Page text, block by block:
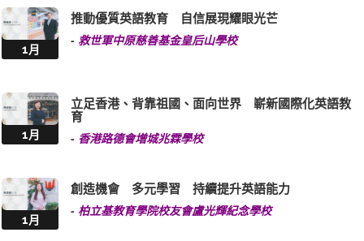
1月
推動優質英語教育 自信展現耀眼光芒
- 救世軍中原慈善基金皇后山學校
1月
立足香港、背靠祖國、面向世界 嶄新國際化英語教
育
- 香港路德會增城兆霖學校
1月
創造機會 多元學習 持續提升英語能力
- 柏立基教育學院校友會盧光輝紀念學校